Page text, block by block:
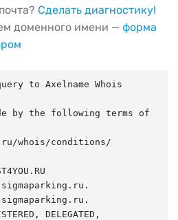
Сделать диагностику!
доменного имени — форма
to Axelname Whois
by the following terms of
whois/conditions/
DELEGATED,